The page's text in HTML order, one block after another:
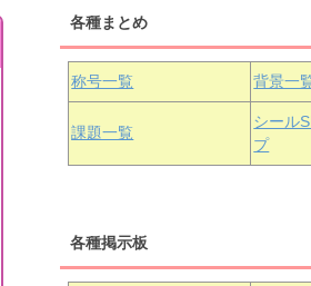
津島善子 黒澤ルビィ 国
浦の星女学院3年生
黒澤ダイヤ
中須かすみ 天王寺璃奈 桜
各種まとめ
称号一覧 背景一
課題一覧
シール
プ
各種掲示板